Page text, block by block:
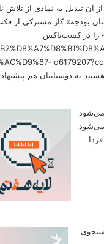
آن تبدیل به نمادی از
بودجه» کار مشترکی از
را در کست‌باکس
به دوستانتان هم پیشنهاد